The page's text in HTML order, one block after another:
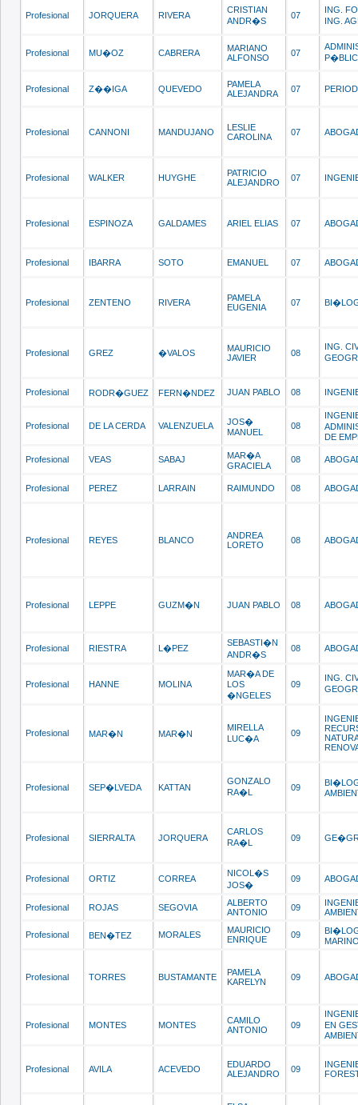
Profesional JORQUERA RIVERA
CRISTIAN
ANDR�S
07
ING.
ING.
Profesional MU�OZ CABRERA
MARIANO
ALFONSO
07
Profesional Z��IGA QUEVEDO
PAMELA
ALEJANDRA
07
Profesional CANNONI MANDUJANO
LESLIE
CAROLINA
07
Profesional WALKER HUYGHE
PATRICIO
ALEJANDRO
07
Profesional ESPINOZA GALDAMES ARIEL ELIAS 07
Profesional IBARRA SOTO EMANUEL 07
Profesional ZENTENO RIVERA
PAMELA
EUGENIA
07
Profesional GREZ �VALOS
MAURICIO
JAVIER
08
ING.
Profesional RODR�GUEZ FERN�NDEZ JUAN PABLO 08
Profesional DE LA CERDA VALENZUELA
JOS�
MANUEL
08
DE
Profesional VEAS SABAJ
MAR�A
GRACIELA
08
Profesional PEREZ LARRAIN RAIMUNDO 08
Profesional REYES BLANCO
ANDREA
LORETO
08
Profesional LEPPE GUZM�N JUAN PABLO 08
Profesional RIESTRA L�PEZ
SEBASTI�N
ANDR�S
08
Profesional HANNE MOLINA
MAR�A DE
LOS
�NGELES
09
ING.
Profesional MAR�N MAR�N
MIRELLA
LUC�A
09
Profesional SEP�LVEDA KATTAN
GONZALO
RA�L
09
Profesional SIERRALTA JORQUERA
CARLOS
RA�L
09
Profesional ORTIZ CORREA
NICOL�S
JOS�
09
Profesional ROJAS SEGOVIA
ALBERTO
ANTONIO
09
Profesional BEN�TEZ MORALES
MAURICIO
ENRIQUE
09
Profesional TORRES BUSTAMANTE
PAMELA
KARELYN
09
Profesional MONTES MONTES
CAMILO
ANTONIO
09
EN
Profesional AVILA ACEVEDO
EDUARDO
ALEJANDRO
09